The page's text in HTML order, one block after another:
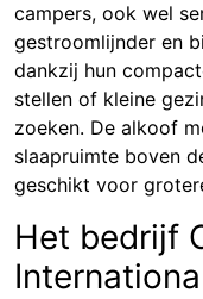
campers, ook wel
gestroomlijnder en
dankzij hun
stellen of kleine
zoeken. De alkoof
slaapruimte boven
geschikt voor
Het bedrijf